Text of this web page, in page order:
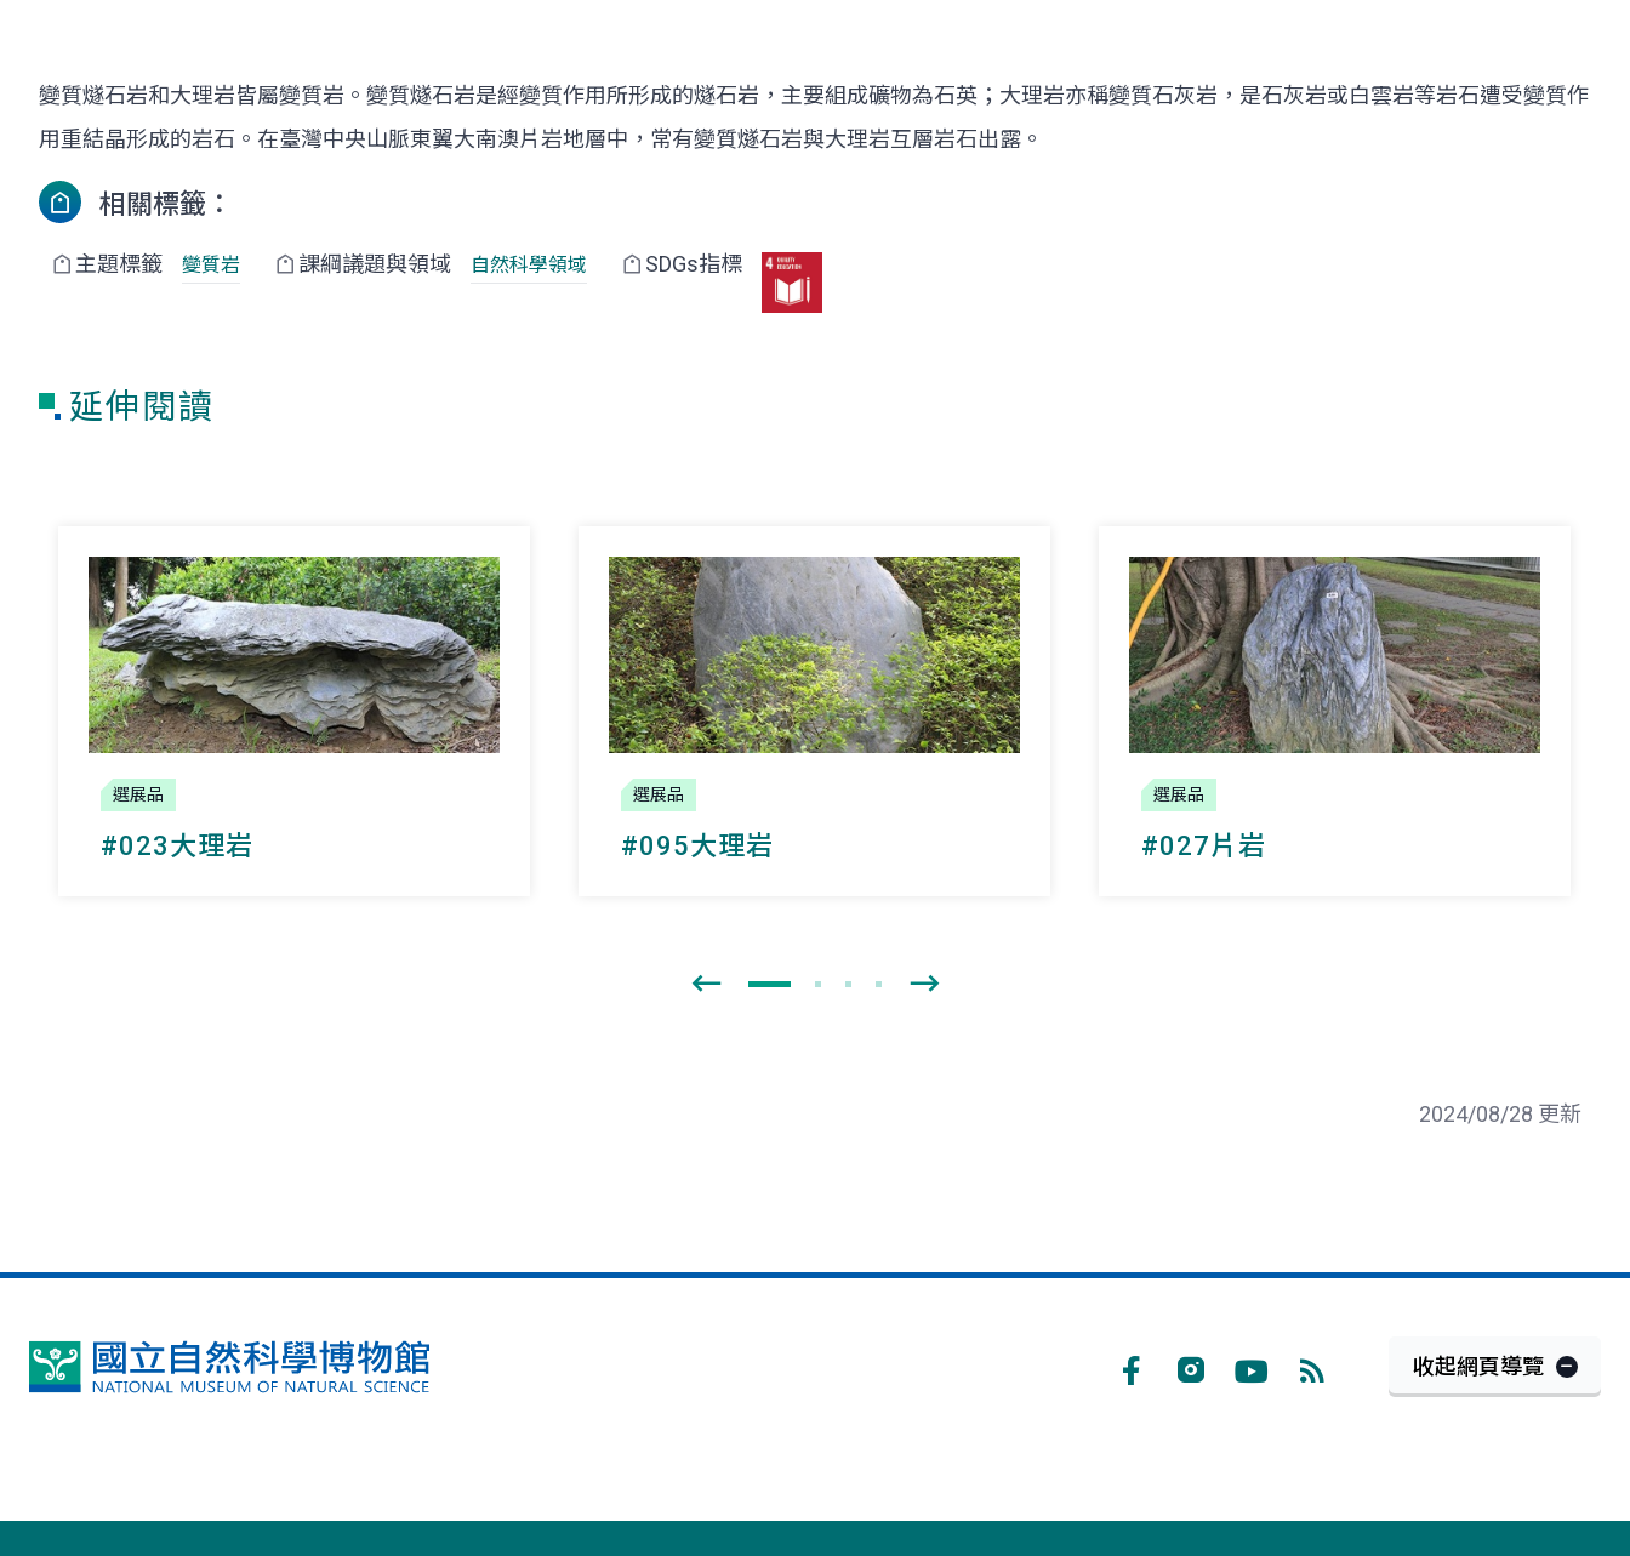
變質燧石岩和大理岩皆屬變質岩。變質燧石岩是經變質作用所形成的燧石岩，主要組成礦物為石英；大理岩亦稱變質石灰岩，是石灰岩或白雲岩等岩石遭受變質作
用重結晶形成的岩石。在臺灣中央山脈東翼大南澳片岩地層中，常有變質燧石岩與大理岩互層岩石出露。
相關標籤：
主題標籤 變質岩 課綱議題與領域 自然科學領域 SDGs指標
延伸閱讀
選展品
#023大理岩
選展品
#095大理岩
選展品
#027片岩
2024/08/28 更新
國
收起網頁導覽